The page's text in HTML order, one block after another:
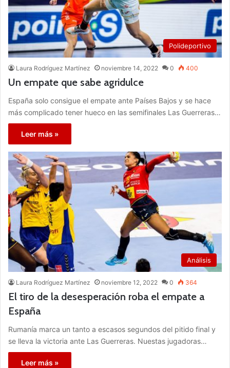
Polideportivo
Laura Rodríguez Martínez noviembre 14, 2022 0 400
Un empate que sabe agridulce
España solo consigue el empate ante Países Bajos y se hace
más complicado tener hueco en las semifinales Las Guerreras…
Leer más »
Análisis
Laura Rodríguez Martínez noviembre 12, 2022 0 364
El tiro de la desesperación roba el empate a
España
Rumanía marca un tanto a escasos segundos del pitido final y
se lleva la victoria ante Las Guerreras. Nuestas jugadoras…
Leer más »